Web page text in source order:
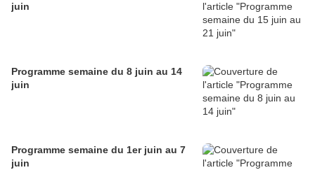
juin
Programme semaine du 8 juin au 14
juin
Programme semaine du 1er juin au 7
juin